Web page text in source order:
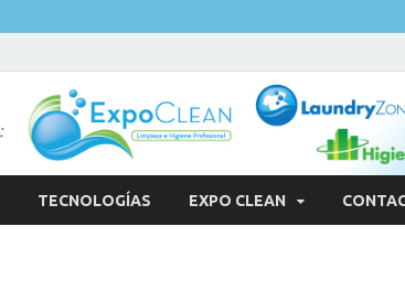
TECNOLOGÍAS EXPO CLEAN